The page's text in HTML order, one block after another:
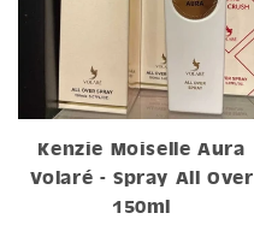
Kenzie Moiselle Aura
Volaré - Spray All Over
150ml